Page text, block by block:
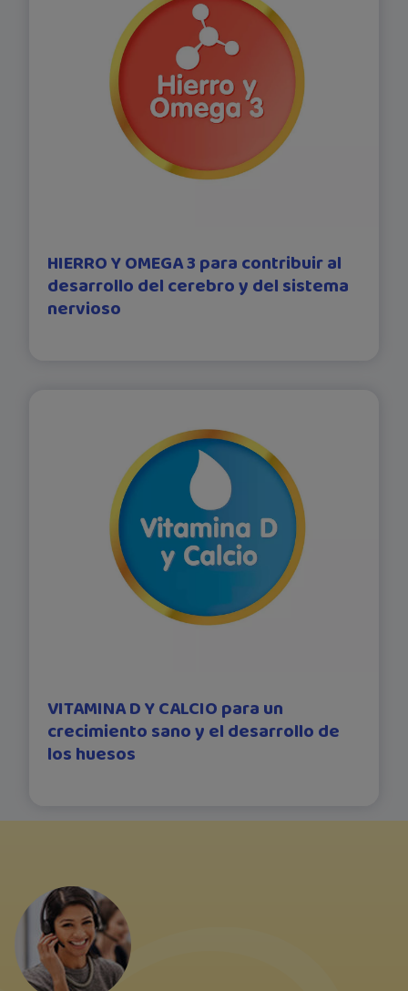
HIERRO Y OMEGA 3 para contribuir al
desarrollo del cerebro y del sistema
nervioso
VITAMINA D Y CALCIO para un
crecimiento sano y el desarrollo de
los huesos